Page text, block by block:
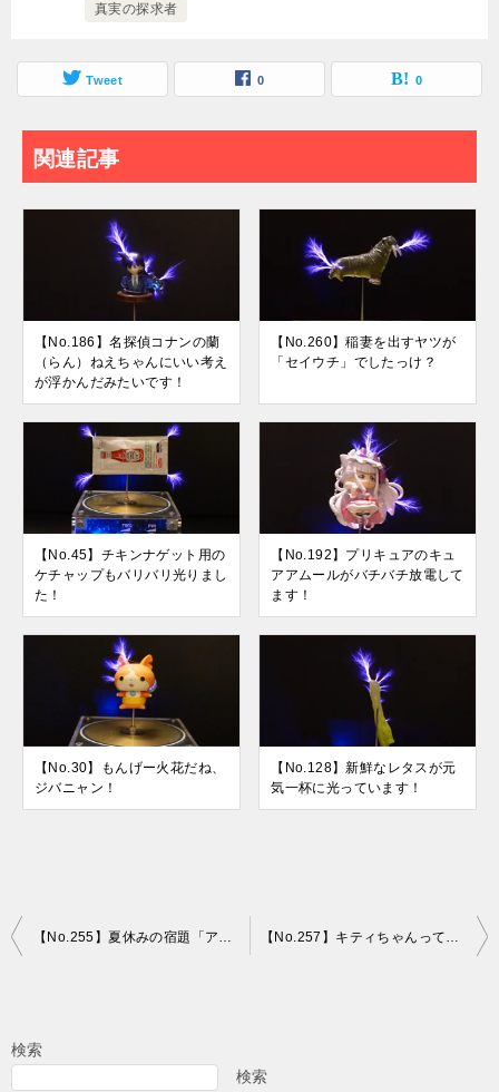
真実の探求者
Tweet 0 0
関連記事
【No.186】名探偵コナンの蘭
（らん）ねえちゃんにいい考え
が浮かんだみたいです！
【No.260】稲妻を出すヤツが
「セイウチ」でしたっけ？
【No.45】チキンナゲット用の
ケチャップもバリバリ光りまし
た！
【No.192】プリキュアのキュ
アアムールがバチバチ放電して
ます！
【No.30】もんげー火花だね、
ジバニャン！
【No.128】新鮮なレタスが元
気一杯に光っています！
投
ビ
【No.255】夏休みの宿題「アサガオの観察」、う～ん、よく光ってる！ 【No.257】キティちゃんってロンドン出身みたいです！
検索
検索